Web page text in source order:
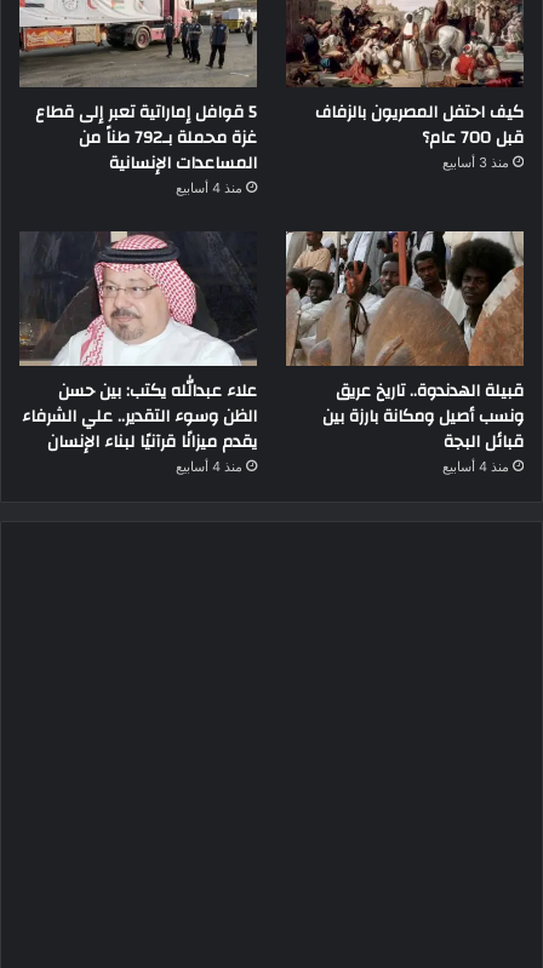
كيف احتفل المصريون بالزفاف
قبل 700 عام؟
منذ 3 أسابيع
5 قوافل إماراتية تعبر إلى قطاع
غزة محملة بـ792 طناً من
المساعدات الإنسانية
منذ 4 أسابيع
قبيلة الهدندوة.. تاريخ عريق
ونسب أصيل ومكانة بارزة بين
قبائل البجة
منذ 4 أسابيع
علاء عبدالله يكتب: بين حسن
الظن وسوء التقدير.. علي الشرفاء
يقدم ميزانًا قرآنيًا لبناء الإنسان
منذ 4 أسابيع